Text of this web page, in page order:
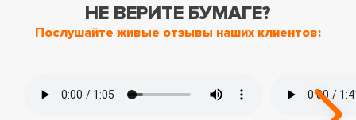
НЕ ВЕРИТЕ БУМАГЕ?
Послушайте живые отзывы наших клиентов: